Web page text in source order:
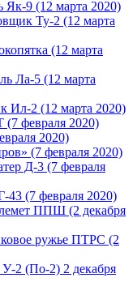
9 (12 марта 2020)
Ту-2 (12 марта
(12 марта
Ла-5 (12 марта
2 (12 марта 2020)
февраля 2020)
2020)
(7 февраля 2020)
Д-3 (7 февраля
(7 февраля 2020)
ППШ (2 декабря
ружье ПТРС (2
2 (По-2) 2 декабря